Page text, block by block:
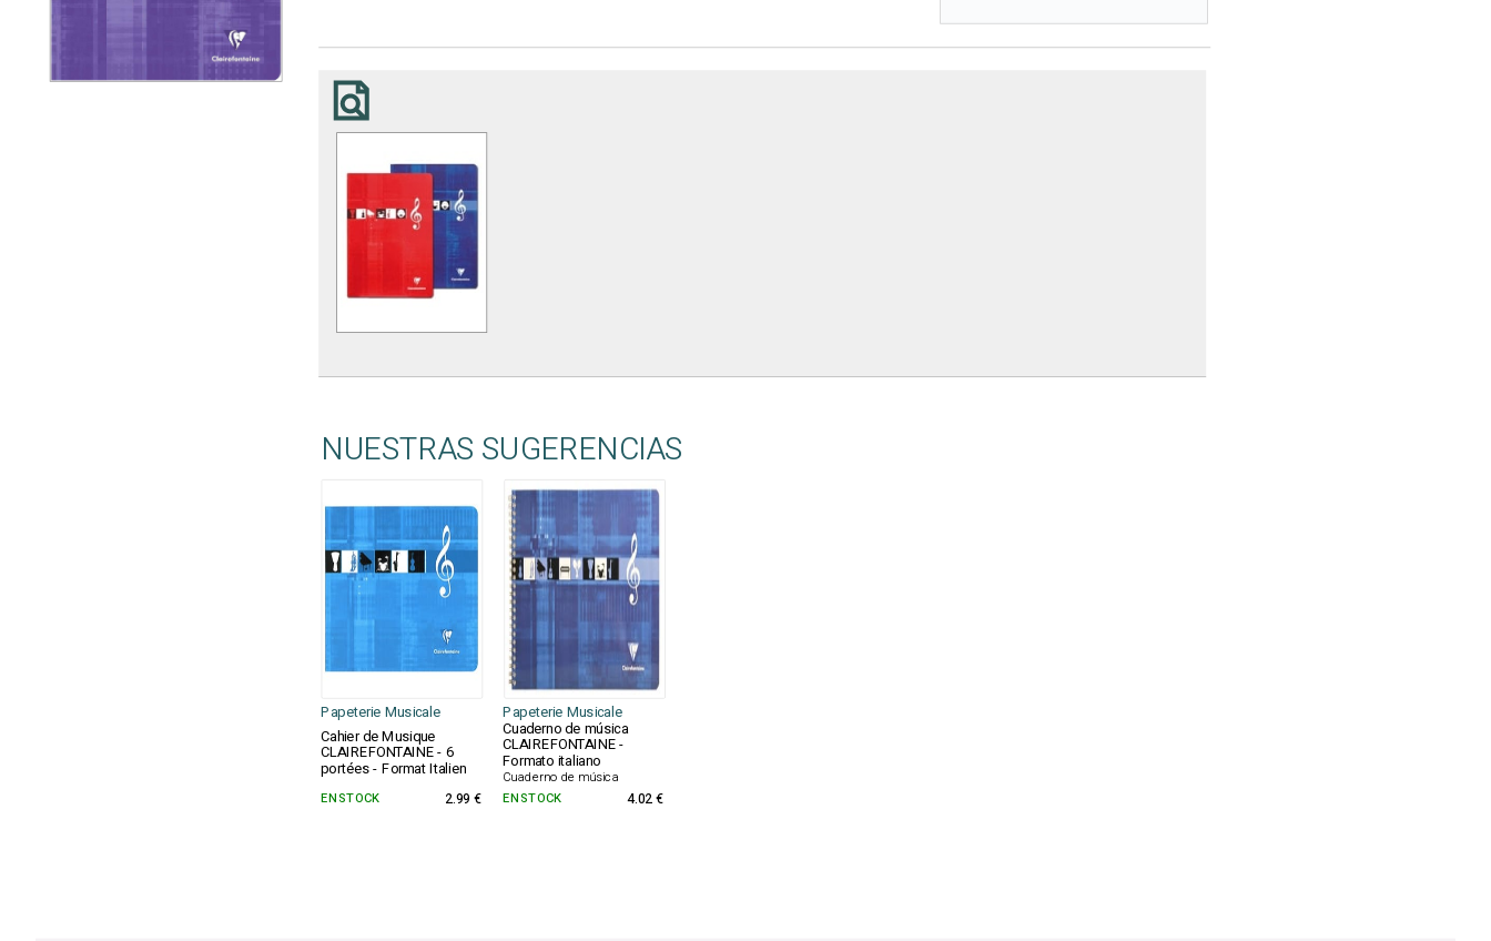
NUESTRAS SUGERENCIAS
Papeterie Musicale
Papeterie Musicale
Cahier de Musique
CLAIREFONTAINE - 6
portées - Format Italien
Cuaderno de música
CLAIREFONTAINE -
Formato italiano
Cuaderno de música
EN STOCK
2.99 € EN STOCK 4.02 €